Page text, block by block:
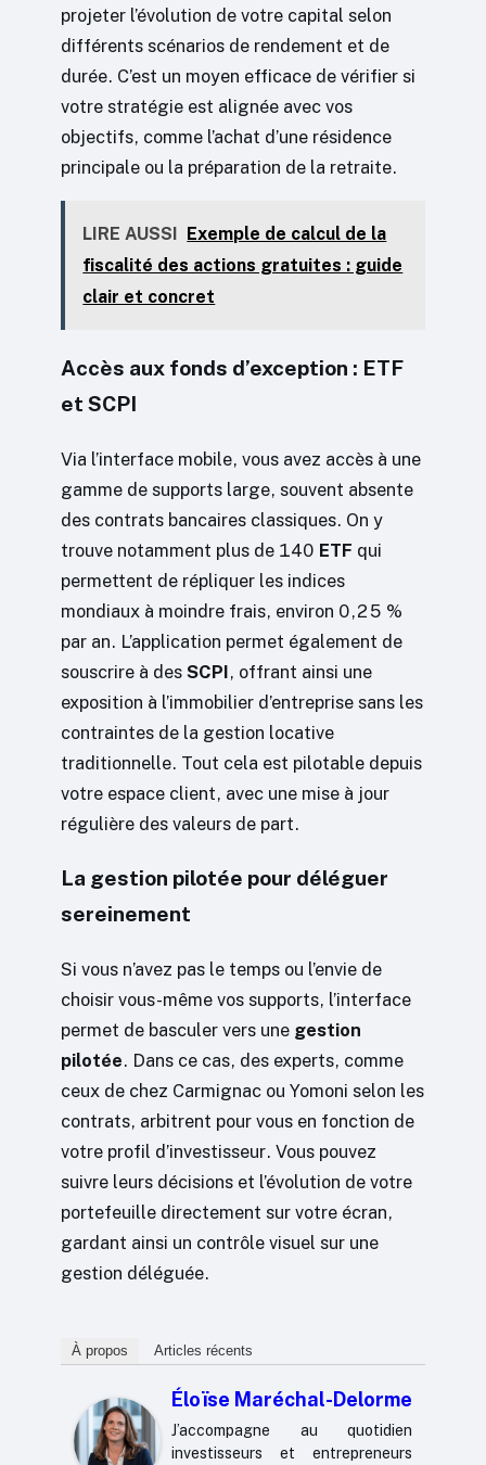
projeter l’évolution de votre capital selon
différents scénarios de rendement et de
durée. C’est un moyen efficace de vérifier si
votre stratégie est alignée avec vos
objectifs, comme l’achat d’une résidence
principale ou la préparation de la retraite.
LIRE AUSSI Exemple de calcul de la
fiscalité des actions gratuites : guide
clair et concret
Accès aux fonds d’exception : ETF
et SCPI
Via l’interface mobile, vous avez accès à une
gamme de supports large, souvent absente
des contrats bancaires classiques. On y
trouve notamment plus de 140 ETF qui
permettent de répliquer les indices
mondiaux à moindre frais, environ 0,25 %
par an. L’application permet également de
souscrire à des SCPI, offrant ainsi une
exposition à l’immobilier d’entreprise sans les
contraintes de la gestion locative
traditionnelle. Tout cela est pilotable depuis
votre espace client, avec une mise à jour
régulière des valeurs de part.
La gestion pilotée pour déléguer
sereinement
Si vous n’avez pas le temps ou l’envie de
choisir vous-même vos supports, l’interface
permet de basculer vers une gestion
pilotée. Dans ce cas, des experts, comme
ceux de chez Carmignac ou Yomoni selon les
contrats, arbitrent pour vous en fonction de
votre profil d’investisseur. Vous pouvez
suivre leurs décisions et l’évolution de votre
portefeuille directement sur votre écran,
gardant ainsi un contrôle visuel sur une
gestion déléguée.
À propos Articles récents
Éloïse Maréchal-Delorme
J’accompagne au quotidien
investisseurs et entrepreneurs